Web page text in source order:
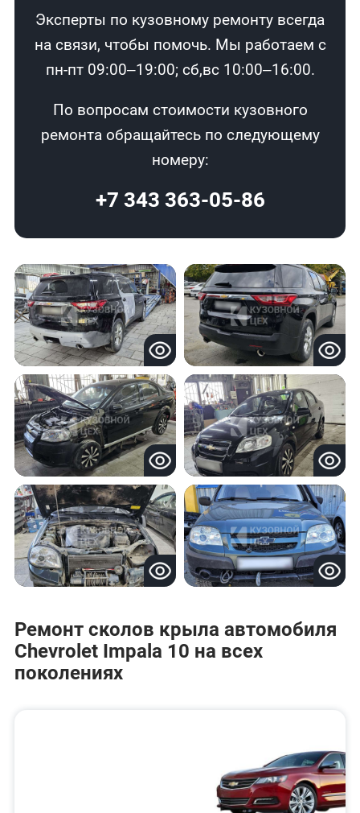
Эксперты по кузовному ремонту всегда
на связи, чтобы помочь. Мы работаем с
пн-пт 09:00–19:00; сб,вс 10:00–16:00.
По вопросам стоимости кузовного
ремонта обращайтесь по следующему
номеру:
+7 343 363-05-86
Ремонт сколов крыла автомобиля
Chevrolet Impala 10 на всех
поколениях